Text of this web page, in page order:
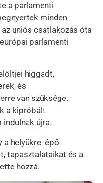
a parlamenti
minden
uniós csatlakozás óta
parlamenti
higgadt,
és
van szüksége.
a kipróbált
indulnak újra.
a helyükre lépő
tapasztalataikat és a
hozzá.